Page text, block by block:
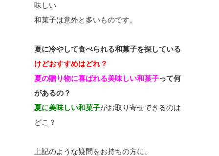
味しい
和菓子は意外と多いものです。
夏に冷やして食べられる和菓子を探している
けどおすすめはどれ？
夏の贈り物に喜ばれる美味しい和菓子って何
があるの？
夏に美味しい和菓子がお取り寄せできるのは
どこ？
上記のような疑問をお持ちの方に、